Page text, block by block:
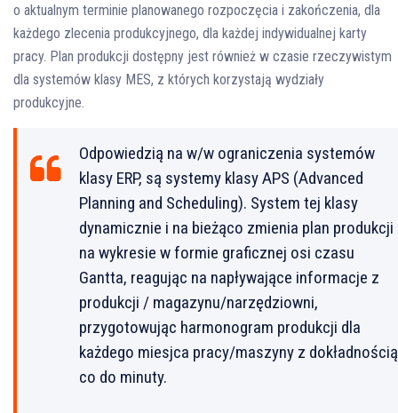
o aktualnym terminie planowanego rozpoczęcia i zakończenia, dla
każdego zlecenia produkcyjnego, dla każdej indywidualnej karty
pracy. Plan produkcji dostępny jest również w czasie rzeczywistym
dla systemów klasy MES, z których korzystają wydziały
produkcyjne.
Odpowiedzią na w/w ograniczenia systemów
klasy ERP, są systemy klasy APS (Advanced
Planning and Scheduling). System tej klasy
dynamicznie i na bieżąco zmienia plan produkcji
na wykresie w formie graficznej osi czasu
Gantta, reagując na napływające informacje z
produkcji / magazynu/narzędziowni,
przygotowując harmonogram produkcji dla
każdego miesjca pracy/maszyny z dokładnością
co do minuty.